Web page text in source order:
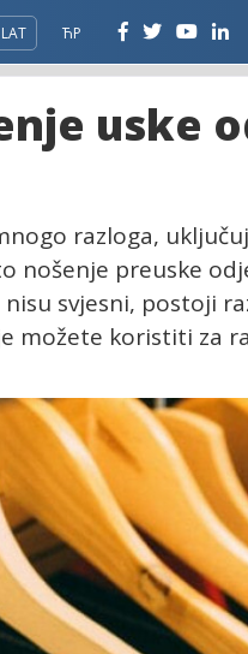
LAT ЋР
uske
razloga,
nošenje preuske
svjesni, postoji
možete koristiti za